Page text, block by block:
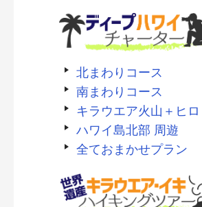
北まわりコース
南まわりコース
キラウエア火山＋ヒロ
ハワイ島北部 周遊
全ておまかせプラン